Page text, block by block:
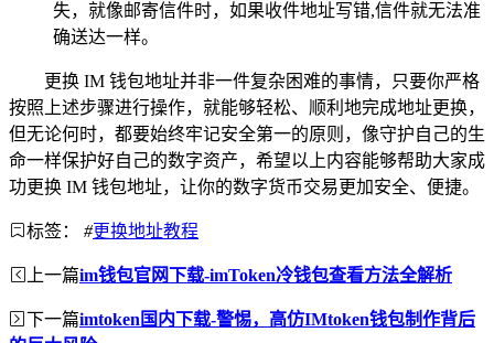
失，就像邮寄信件时，如果收件地址写错,信件就无法准
确送达一样。
更换 IM 钱包地址并非一件复杂困难的事情，只要你严格
按照上述步骤进行操作，就能够轻松、顺利地完成地址更换，
但无论何时，都要始终牢记安全第一的原则，像守护自己的生
命一样保护好自己的数字资产，希望以上内容能够帮助大家成
功更换 IM 钱包地址，让你的数字货币交易更加安全、便捷。
标签： #更换地址教程
上一篇im钱包官网下载-imToken冷钱包查看方法全解析
下一篇imtoken国内下载-警惕，高仿IMtoken钱包制作背后